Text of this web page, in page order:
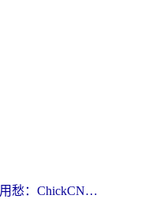
海外党选回国加速器不用愁：ChickCN和洞见哪个好？一篇搞定所有疑问